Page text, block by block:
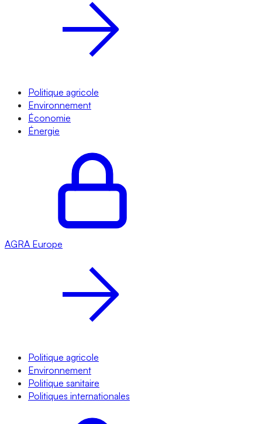
Politique agricole
Environnement
Économie
Énergie
AGRA Europe
Politique agricole
Environnement
Politique sanitaire
Politiques internationales